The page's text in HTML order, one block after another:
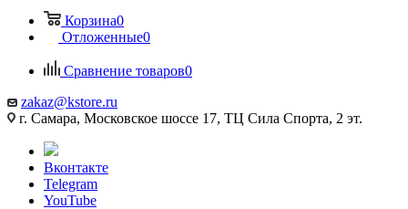
Корзина0
Отложенные0
Сравнение товаров0
zakaz@kstore.ru
г. Самара, Московское шоссе 17, ТЦ Сила Спорта, 2 эт.
Вконтакте
Telegram
YouTube